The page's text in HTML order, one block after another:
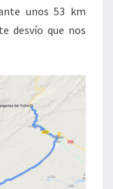
unos 53 km
desvío que nos